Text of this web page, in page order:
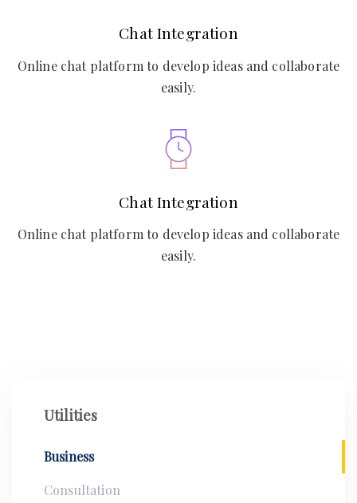
Chat Integration
Online chat platform to develop ideas and collaborate
easily.
Chat Integration
Online chat platform to develop ideas and collaborate
easily.
Utilities
Business
Consultation